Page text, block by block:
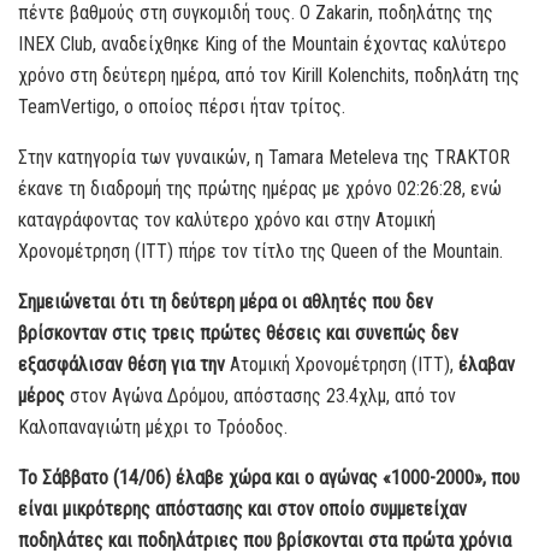
πέντε βαθμούς στη συγκομιδή τους. Ο Ζakarin, ποδηλάτης της
INEX Club, αναδείχθηκε King of the Mountain έχοντας καλύτερο
χρόνο στη δεύτερη ημέρα, από τον Kirill Kolenchits, ποδηλάτη της
TeamVertigo, ο οποίος πέρσι ήταν τρίτος.
Στην κατηγορία των γυναικών, η Tamara Meteleva της TRAKTOR
έκανε τη διαδρομή της πρώτης ημέρας με χρόνο 02:26:28, ενώ
καταγράφοντας τον καλύτερο χρόνο και στην Ατομική
Χρονομέτρηση (ΙΤΤ) πήρε τον τίτλο της Queen of the Mountain.
Σημειώνεται ότι τη δεύτερη μέρα οι αθλητές που δεν
βρίσκονταν στις τρεις πρώτες θέσεις και συνεπώς δεν
εξασφάλισαν θέση για την Ατομική Χρονομέτρηση (ΙΤΤ), έλαβαν
μέρος στον Αγώνα Δρόμου, απόστασης 23.4χλμ, από τον
Καλοπαναγιώτη μέχρι το Τρόοδος.
Το Σάββατο (14/06) έλαβε χώρα και ο αγώνας «1000-2000», που
είναι μικρότερης απόστασης και στον οποίο συμμετείχαν
ποδηλάτες και ποδηλάτριες που βρίσκονται στα πρώτα χρόνια